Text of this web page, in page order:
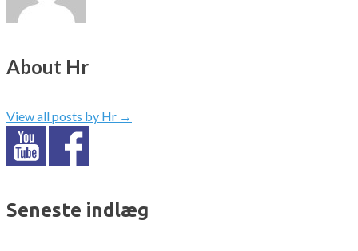
About Hr
View all posts by Hr →
Seneste indlæg